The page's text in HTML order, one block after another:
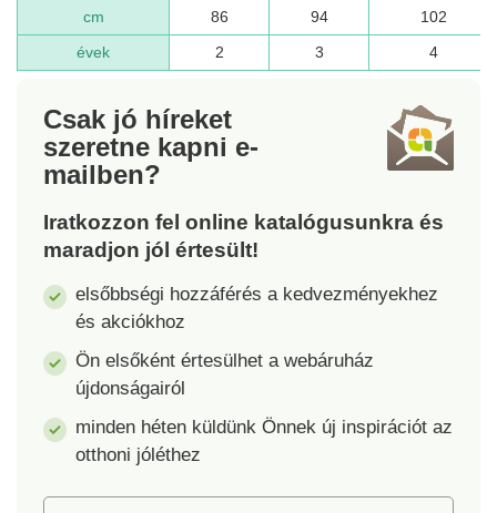
cm 86 94
102
évek
2 3 4
Csak jó híreket
szeretne kapni e-
mailben?
Iratkozzon fel online katalógusunkra és
maradjon jól értesült!
elsőbbségi hozzáférés a kedvezményekhez
és akciókhoz
Ön elsőként értesülhet a webáruház
újdonságairól
minden héten küldünk Önnek új inspirációt az
otthoni jóléthez